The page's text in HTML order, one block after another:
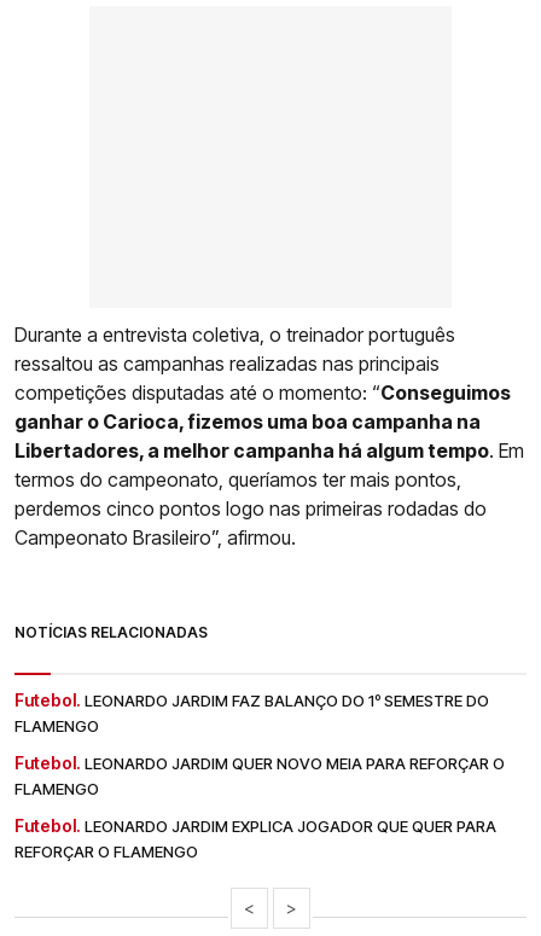
Durante a entrevista coletiva, o treinador português
ressaltou as campanhas realizadas nas principais
competições disputadas até o momento: “Conseguimos
ganhar o Carioca, fizemos uma boa campanha na
Libertadores, a melhor campanha há algum tempo. Em
termos do campeonato, queríamos ter mais pontos,
perdemos cinco pontos logo nas primeiras rodadas do
Campeonato Brasileiro”, afirmou.
NOTÍCIAS RELACIONADAS
Futebol. LEONARDO JARDIM FAZ BALANÇO DO 1º SEMESTRE DO
FLAMENGO
Futebol. LEONARDO JARDIM QUER NOVO MEIA PARA REFORÇAR O
FLAMENGO
Futebol. LEONARDO JARDIM EXPLICA JOGADOR QUE QUER PARA
REFORÇAR O FLAMENGO
< >